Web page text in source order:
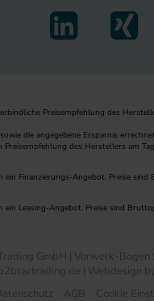
Preisempfehlung des
die angegebene Ersparnis
Preisempfehlung des Herstellers am
ein Finanzierungs-Angebot. Preise
ein Leasing-Angebot. Preise sind
GmbH | Vorwerk-
| Webdesign
AGB Cookie